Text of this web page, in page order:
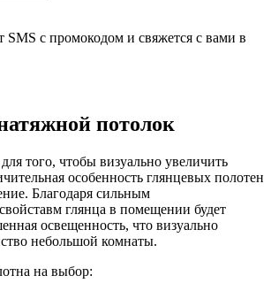
с промокодом и свяжется с вами в
потолок
того, чтобы визуально увеличить
особенность глянцевых полотен
Благодаря сильным
глянца в помещении будет
освещенность, что визуально
небольшой комнаты.
на выбор: